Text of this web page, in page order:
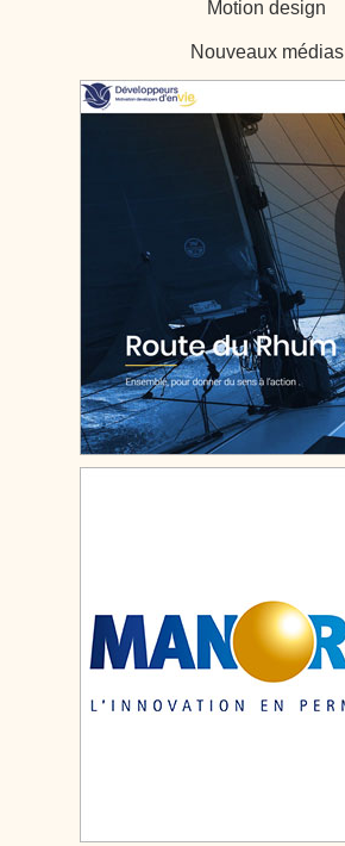
Motion design
Nouveaux médias